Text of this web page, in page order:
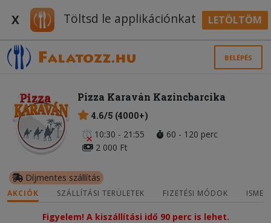
X Töltsd le applikációnkat LETÖLTÖM
BELÉPÉS
Pizza Karaván Kazincbarcika
4.6/5 (4000+)
10:30 - 21:55
60 - 120 perc
2 000 Ft
Díjmentes szállítás
AKCIÓK SZÁLLÍTÁSI TERÜLETEK FIZETÉSI MÓDOK
Figyelem! A kiszállítási idő 90 perc is lehet.